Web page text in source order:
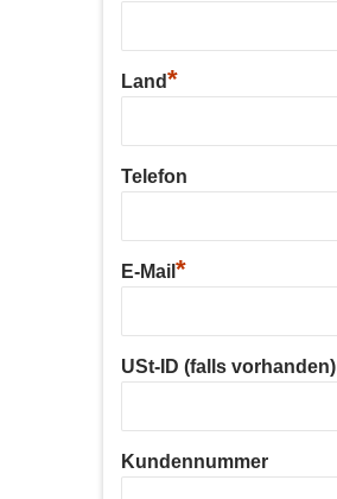
Land*
Telefon
E-Mail *
USt-ID (falls vorhanden)
Kundennummer